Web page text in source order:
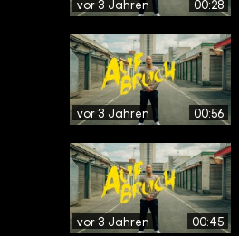
vor 3 Jahren 00:28
vor 3 Jahren 00:56
vor 3 Jahren 00:45